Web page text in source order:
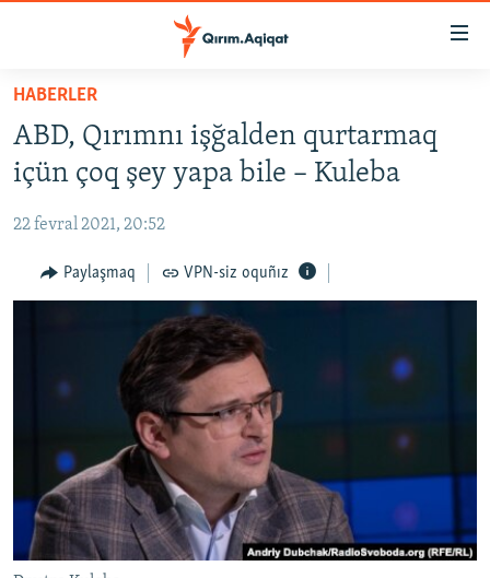
Esas
qaytmaq
Baş
navigatsiyağa
qaytmaq
qaytmaq
SİYASET
İQTİSADİYAT
CEMİYET
MEDENİYET
SÜRET
FİKİR
Русский
Українською
HABERLER
ABD, Qırımnı işğalden qurtarmaq
içün çoq şey yapa bile – Kuleba
22 fevral 2021, 20:52
Paylaşmaq VPN-siz oquñız